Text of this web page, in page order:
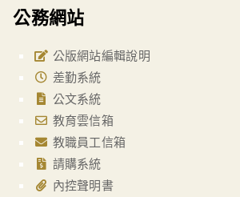
公務網站
公版網站編輯說明
差勤系統
公文系統
教育雲信箱
教職員工信箱
請購系統
內控聲明書